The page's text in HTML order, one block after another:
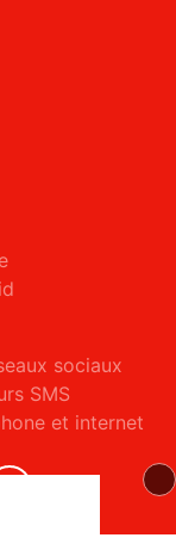
sociaux
SMS
et internet